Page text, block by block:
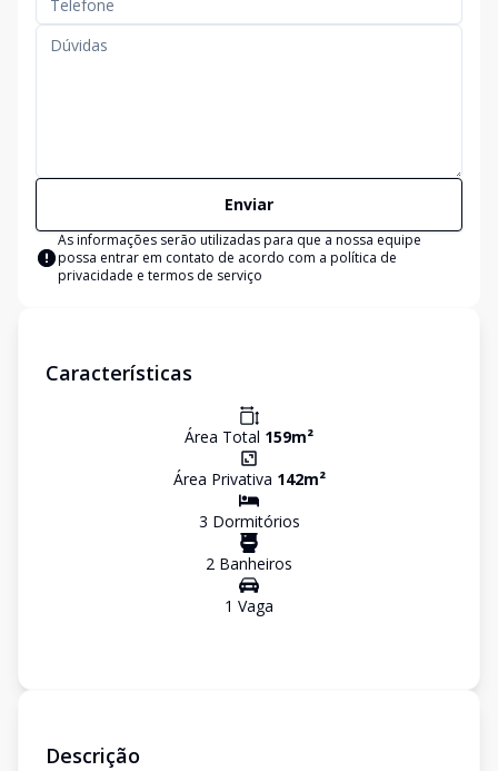
Enviar
As informações serão utilizadas para que a nossa equipe
possa entrar em contato de acordo com a política de
privacidade e termos de serviço
Características
Área Total 159m²
Área Privativa 142m²
3 Dormitórios
2 Banheiros
1 Vaga
Descrição